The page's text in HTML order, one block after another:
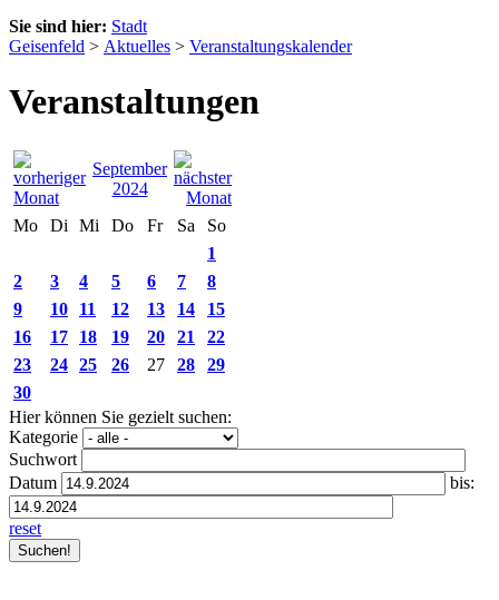
Sie sind hier: Stadt
Geisenfeld > Aktuelles > Veranstaltungskalender
Veranstaltungen
September
2024
Mo
Di Mi Do Fr Sa
So
1
2
3 4 5 6 7
8
9
10 11 12 13 14
15
16
17 18 19 20 21
22
23
24 25 26 27 28
29
30
Hier können Sie gezielt suchen:
Kategorie
Suchwort
Datum
bis:
reset